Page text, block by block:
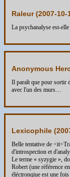
Raleur (2007-10-
La psychanalyse est-
Anonymous
Il paraît que pour sortir
avec l'un des murs…
Lexicophile (
Belle tentative de
d'introspection et
Le terme « syzygie »,
Robert (une référence
éléctronqiue est une